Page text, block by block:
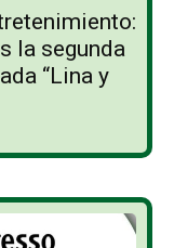
la segunda
“Lina y